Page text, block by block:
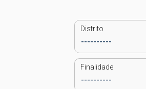
Distrito
Finalidade